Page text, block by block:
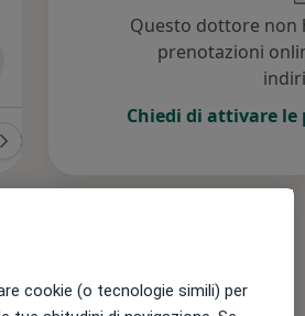
Risposte ai pazienti (5)
Questo dottore non
prenotazioni
Chiedi di attivare
cookie (o tecnologie simili) per